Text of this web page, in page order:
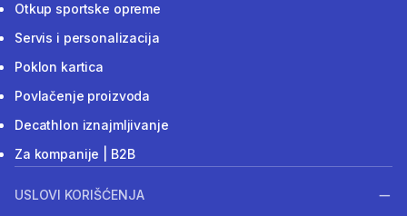
Otkup sportske opreme
Servis i personalizacija
Poklon kartica
Povlačenje proizvoda
Decathlon iznajmljivanje
Za kompanije | B2B
USLOVI KORIŠĆENJA